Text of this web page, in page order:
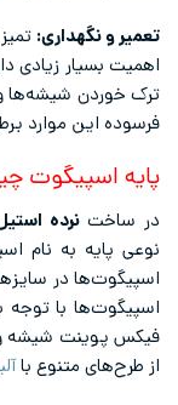
تعمیر و نگهداری:
اهمیت بسیار زیادی
ترک خوردن شیشه‌ها
فرسوده این موارد
پایه اسپیگوت
در ساختنرده
اسپیگوت‌ها در
اسپیگوت‌ها با
فیکس پوینت شیشه
از طرح‌های متنوع با